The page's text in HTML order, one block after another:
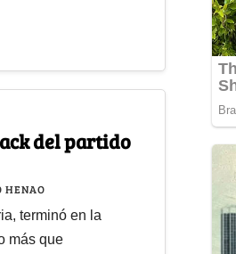
del partido
HENAO
terminó en la
más que